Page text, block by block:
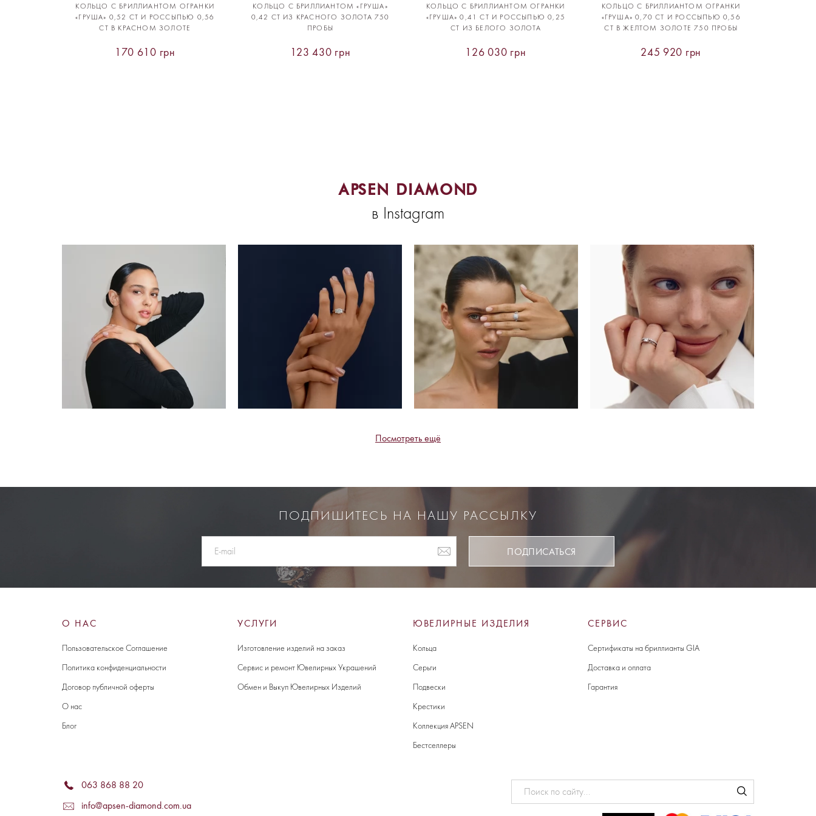
КОЛЬЦО С БРИЛЛИАНТОМ ОГРАНКИ
«ГРУША» 0,52 CT И РОССЫПЬЮ 0,56
CT В КРАСНОМ ЗОЛОТЕ
170 610 грн
КОЛЬЦО С БРИЛЛИАНТОМ «ГРУША»
0,42 CT ИЗ КРАСНОГО ЗОЛОТА 750
ПРОБЫ
123 430 грн
КОЛЬЦО С БРИЛЛИАНТОМ ОГРАНКИ
«ГРУША» 0,41 CT И РОССЫПЬЮ 0,25
CT ИЗ БЕЛОГО ЗОЛОТА
126 030 грн
КОЛЬЦО С БРИЛЛИАНТОМ ОГРАНКИ
«ГРУША» 0,70 CT И РОССЫПЬЮ 0,56
CT В ЖЕЛТОМ ЗОЛОТЕ 750 ПРОБЫ
245 920 грн
APSEN DIAMOND
в Instagram
Посмотреть ещё
ПОДПИШИТЕСЬ НА НАШУ РАССЫЛКУ
ПОДПИСАТЬСЯ
О НАС
Пользовательское Соглашение
Политика конфиденциальности
Договор публичной оферты
О нас
Блог
УСЛУГИ
Изготовление изделий на заказ
Сервис и ремонт Ювелирных Украшений
Обмен и Выкуп Ювелирных Изделий
ЮВЕЛИРНЫЕ ИЗДЕЛИЯ
Кольца
Серьги
Подвески
Крестики
Коллекция APSEN
Бестселлеры
СЕРВИС
Сертификаты на бриллианты GIA
Доставка и оплата
Гарантия
063 868 88 20
info@apsen-diamond.com.ua